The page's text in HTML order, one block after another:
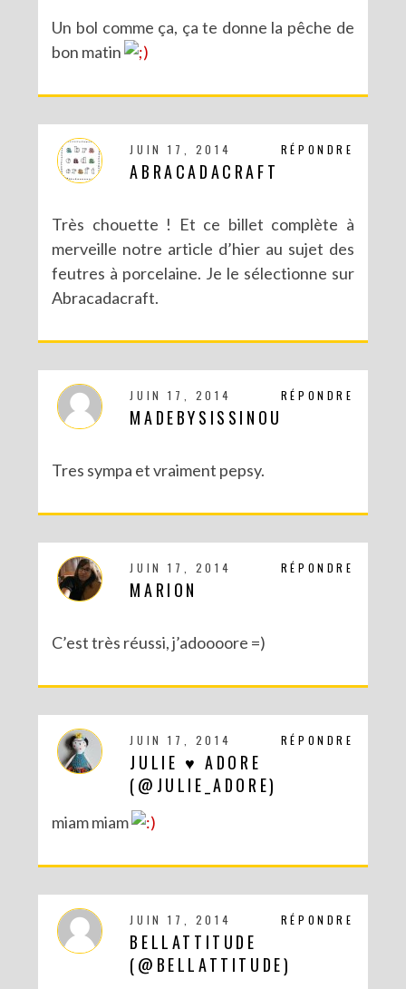
DIY : POTS À SUCCULENTES FURIEUSEMENT MARBRÉS (BATTLE #17)
DIY : UN COUCOU SUISSE DES TEMPS MODERNES
DIY MES CORBEILLES DE BUREAU DENTELLÉES
Un bol comme ça, ça te donne la pêche de
bon matin
RÉPONDRE
JUIN 17, 2014
ABRACADACRAFT
Très chouette ! Et ce billet complète à
merveille notre article d’hier au sujet des
feutres à porcelaine. Je le sélectionne sur
Abracadacraft.
RÉPONDRE
JUIN 17, 2014
MADEBYSISSINOU
Tres sympa et vraiment pepsy.
RÉPONDRE
JUIN 17, 2014
MARION
C’est très réussi, j’adoooore =)
RÉPONDRE
JUIN 17, 2014
JULIE ♥ ADORE
(@JULIE_ADORE)
miam miam
RÉPONDRE
JUIN 17, 2014
BELLATTITUDE
(@BELLATTITUDE)